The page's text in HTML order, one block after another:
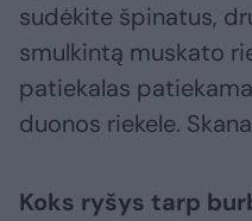
sudėkite špinatus,
smulkintą muskato
patiekalas
duonos riekele.
Koks ryšys tarp